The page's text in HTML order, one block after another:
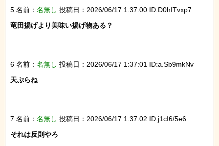
5 名前： 名無し 投稿日：2026/06/17 1:37:00 ID:D0hITvxp7
竜田揚げより美味い揚げ物ある？
6 名前： 名無し 投稿日：2026/06/17 1:37:01 ID:a.Sb9mkNv
天ぷらね
7 名前： 名無し 投稿日：2026/06/17 1:37:02 ID:j1cI6/5e6
それは反則やろ